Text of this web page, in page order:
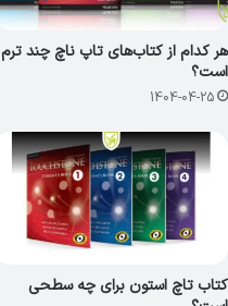
هر کدام از کتاب‌های تاپ ناچ چند ترم
است؟
1404-04-25
کتاب تاچ استون برای چه سطحی